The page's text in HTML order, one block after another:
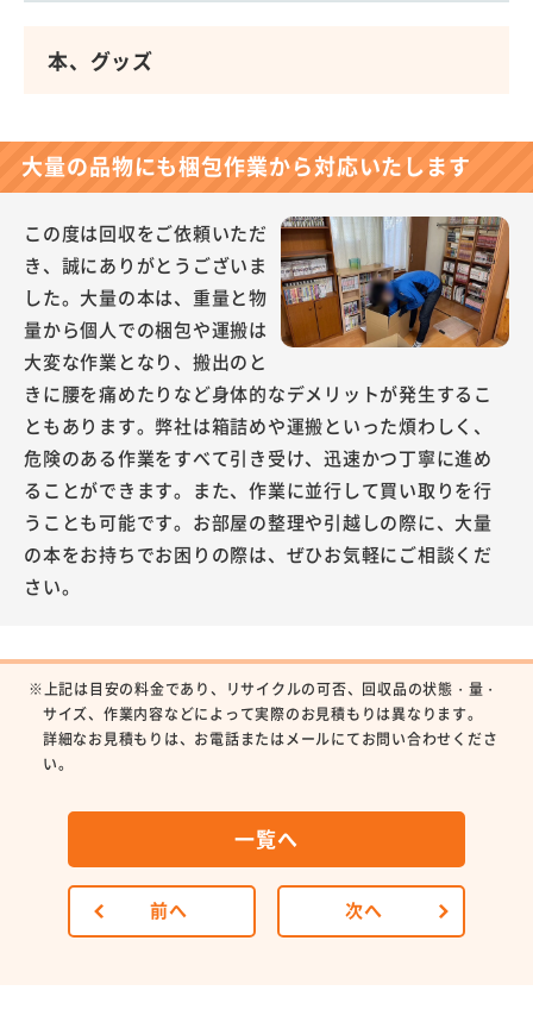
本、グッズ
大量の品物にも梱包作業から対応いたします
この度は回収をご依頼いただ
き、誠にありがとうございま
した。大量の本は、重量と物
量から個人での梱包や運搬は
大変な作業となり、搬出のと
きに腰を痛めたりなど身体的なデメリットが発生するこ
ともあります。弊社は箱詰めや運搬といった煩わしく、
危険のある作業をすべて引き受け、迅速かつ丁寧に進め
ることができます。また、作業に並行して買い取りを行
うことも可能です。お部屋の整理や引越しの際に、大量
の本をお持ちでお困りの際は、ぜひお気軽にご相談くだ
さい。
※上記は目安の料金であり、リサイクルの可否、回収品の状態・量・
サイズ、作業内容などによって実際のお見積もりは異なります。
詳細なお見積もりは、お電話またはメールにてお問い合わせくださ
い。
前へ
一覧へ
次へ